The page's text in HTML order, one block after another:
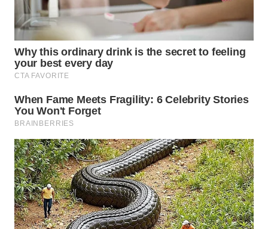
WN
KUNINGAN
WN
MAJALENGKA
WN
SUBANG
WN
SUKABUMI
WN
PURWAKARTA